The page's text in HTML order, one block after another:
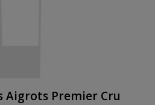
Aigrots Premier Cru